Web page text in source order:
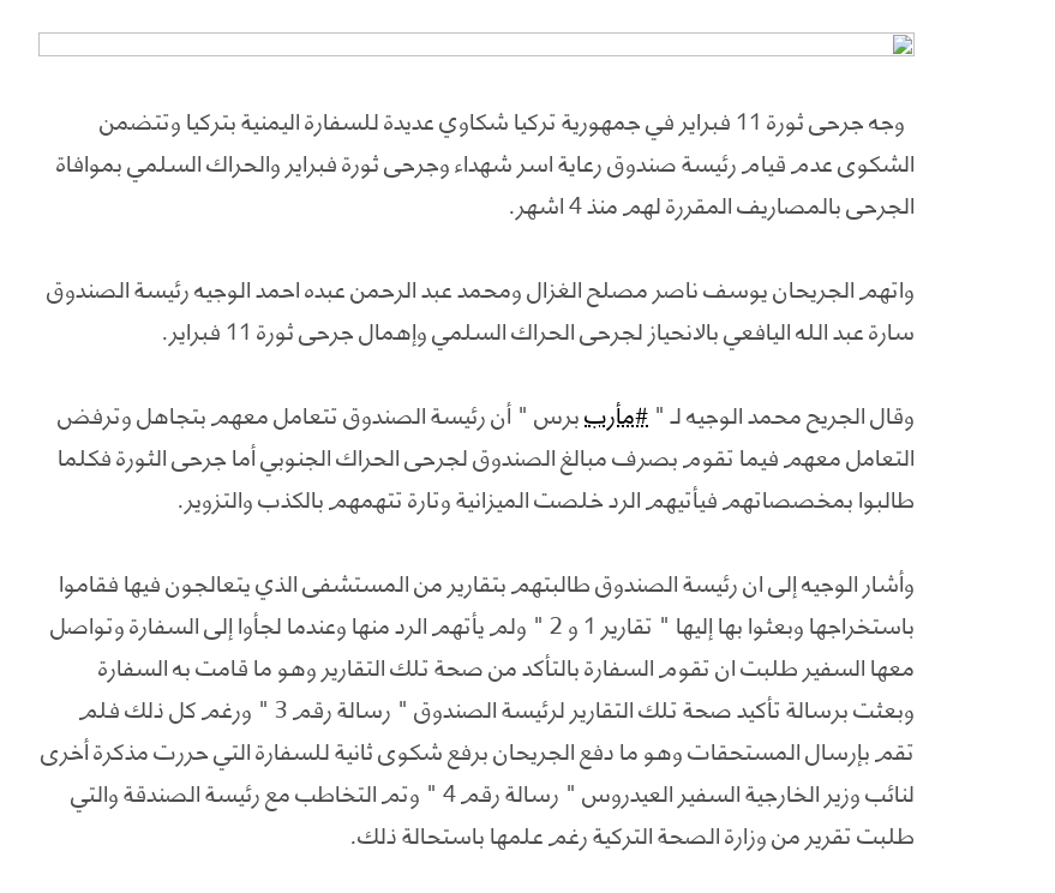
وجه جرحى ثورة 11 فبراير في جمهورية تركيا شكاوي عديدة للسفارة اليمنية بتركيا وتتضمن
الشكوى عدم قيام رئيسة صندوق رعاية اسر شهداء وجرحى ثورة فبراير والحراك السلمي بموافاة
الجرحى بالمصاريف المقررة لهم منذ 4 اشهر.
واتهم الجريحان يوسف ناصر مصلح الغزال ومحمد عبد الرحمن عبده احمد الوجيه رئيسة الصندوق
سارة عبد الله اليافعي بالانحياز لجرحى الحراك السلمي وإهمال جرحى ثورة 11 فبراير.
وقال الجريح محمد الوجيه لـ "#مأرببرس " أن رئيسة الصندوق تتعامل معهم بتجاهل وترفض
التعامل معهم فيما تقوم بصرف مبالغ الصندوق لجرحى الحراك الجنوبي أما جرحى الثورة فكلما
طالبوا بمخصصاتهم فيأتيهم الرد خلصت الميزانية وتارة تتهمهم بالكذب والتزوير.
وأشار الوجيه إلى ان رئيسة الصندوق طالبتهم بتقارير من المستشفى الذي يتعالجون فيها فقاموا
باستخراجها وبعثوا بها إليها " تقارير 1 و 2 " ولم يأتهم الرد منها وعندما لجأوا إلى السفارة وتواصل
معها السفير طلبت ان تقوم السفارة بالتأكد من صحة تلك التقارير وهو ما قامت به السفارة
وبعثت برسالة تأكيد صحة تلك التقارير لرئيسة الصندوق " رسالة رقم 3 " ورغم كل ذلك فلم
تقم بإرسال المستحقات وهو ما دفع الجريحان برفع شكوى ثانية للسفارة التي حررت مذكرة أخرى
لنائب وزير الخارجية السفير العيدروس " رسالة رقم 4 " وتم التخاطب مع رئيسة الصندقة والتي
طلبت تقرير من وزارة الصحة التركية رغم علمها باستحالة ذلك.